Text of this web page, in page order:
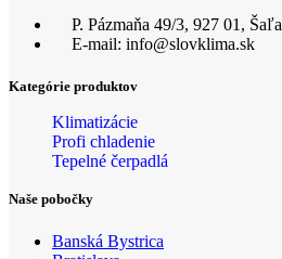
P. Pázmaňa 49/3, 927 01, Šaľa
E-mail: info@slovklima.sk
Kategórie produktov
Klimatizácie
Profi chladenie
Tepelné čerpadlá
Naše pobočky
Banská Bystrica